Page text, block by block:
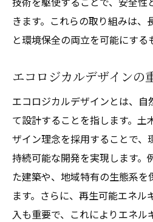
きます。これらの取り組みは、
と環境保全の両立を可能にする
エコロジカルデザインの
エコロジカルデザインとは、自
て設計することを指します。土
ザイン理念を採用することで、
持続可能な開発を実現します。
た建築や、地域特有の生態系
ます。さらに、再生可能エネ
入も重要で、これによりエネル